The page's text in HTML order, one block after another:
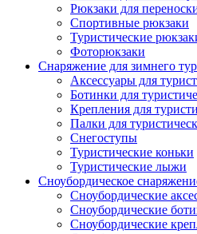
Рюкзаки для
Спортивные рюкзаки
Туристические
Фоторюкзаки
Снаряжение для зимнего
Аксессуары для
Ботинки для
Крепления для
Палки для
Снегоступы
Туристические коньки
Туристические лыжи
Сноубордическое
Сноубордические
Сноубордические
Сноубордические